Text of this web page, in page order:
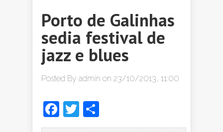
Porto de Galinhas
sedia festival de
jazz e blues
Posted By admin on 23/10/2013, 11:00
Facebook
Twitter